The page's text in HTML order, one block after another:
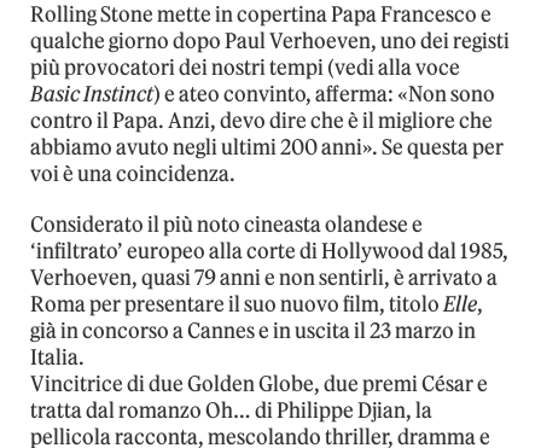
Rolling Stone mette in copertina Papa Francesco e
qualche giorno dopo Paul Verhoeven, uno dei registi
più provocatori dei nostri tempi (vedi alla voce
Basic Instinct) e ateo convinto, afferma: «Non sono
contro il Papa. Anzi, devo dire che è il migliore che
abbiamo avuto negli ultimi 200 anni». Se questa per
voi è una coincidenza.
Considerato il più noto cineasta olandese e
‘infiltrato’ europeo alla corte di Hollywood dal 1985,
Verhoeven, quasi 79 anni e non sentirli, è arrivato a
Roma per presentare il suo nuovo film, titoloElle,
già in concorso a Cannes e in uscita il 23 marzo in
Italia.
Vincitrice di due Golden Globe, due premi César e
tratta dal romanzo Oh… di Philippe Djian, la
pellicola racconta, mescolando thriller, dramma e